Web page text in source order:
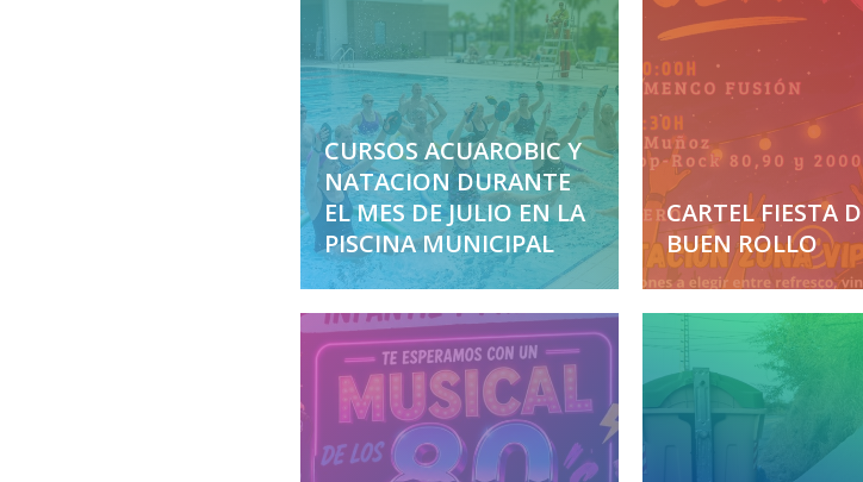
CURSOS ACUAROBIC Y
NATACION DURANTE
EL MES DE JULIO EN LA
PISCINA MUNICIPAL
CARTEL FIESTA
BUEN ROLLO